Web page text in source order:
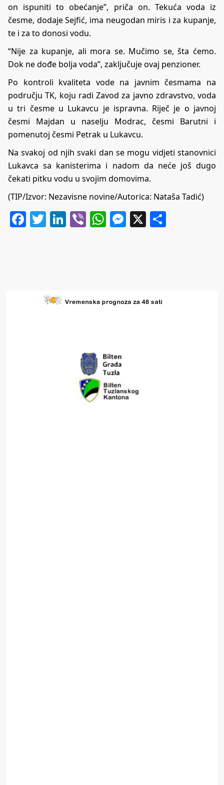
on ispuniti to obećanje”, priča on. Tekuća voda iz
česme, dodaje Sejfić, ima neugodan miris i za kupanje,
te i za to donosi vodu.
“Nije za kupanje, ali mora se. Mučimo se, šta ćemo.
Dok ne dođe bolja voda”, zaključuje ovaj penzioner.
Po kontroli kvaliteta vode na javnim česmama na
području TK, koju radi Zavod za javno zdravstvo, voda
u tri česme u Lukavcu je ispravna. Riječ je o javnoj
česmi Majdan u naselju Modrac, česmi Barutni i
pomenutoj česmi Petrak u Lukavcu.
Na svakoj od njih svaki dan se mogu vidjeti stanovnici
Lukavca sa kanisterima i nadom da neće još dugo
čekati pitku vodu u svojim domovima.
(TIP/Izvor: Nezavisne novine/Autorica: Nataša Tadić)
Facebook
Twitter
LinkedIn
ViberWhatsApp
Messenger
X